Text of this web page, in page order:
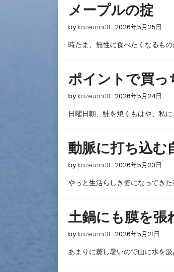
メープルの掟
bykazeumi31 2026年5月25日
5
時たま、無性に食べたくなるも
ポイントで買っ
bykazeumi31 2026年5月24日
5
日
日曜日朝、鮭を焼くもはや、私
動脈に打ち込む
bykazeumi31 2026年5月23日
5
日
やっと生活らしき姿になってき
土鍋にも膜を張
bykazeumi31 2026年5月21日
5
あまりに蒸し暑いので山に水を